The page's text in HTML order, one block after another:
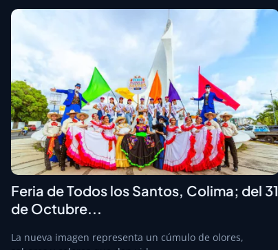
Feria de Todos los Santos, Colima; del 31
de Octubre...
La nueva imagen representa un cúmulo de olores,